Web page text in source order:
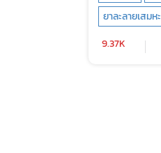
ยาละลายเสมหะ
9.37K